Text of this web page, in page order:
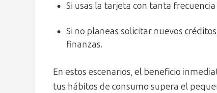
Si usas la tarjeta con tanta
Si no planeas solicitar nuevos
finanzas.
En estos escenarios, el beneficio
tus hábitos de consumo supera el